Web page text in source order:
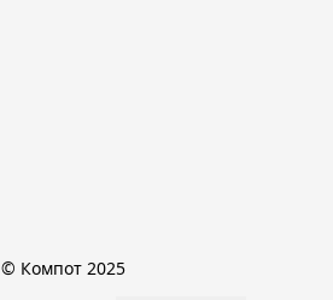
© Компот 2025